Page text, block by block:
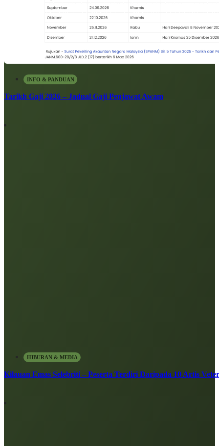
INFO & PANDUAN
Tarikh Gaji 2026 – Jadual Gaji Penjawat Awam
HIBURAN & MEDIA
Kilauan Emas Selebriti – Peserta Terdiri Daripada 10 Artis